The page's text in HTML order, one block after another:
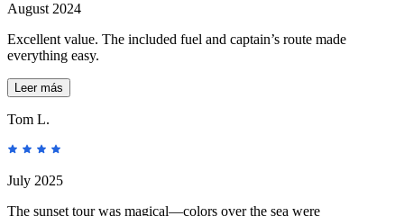
August 2024
Excellent value. The included fuel and captain’s route made
everything easy.
Leer más
Tom L.
July 2025
The sunset tour was magical—colors over the sea were